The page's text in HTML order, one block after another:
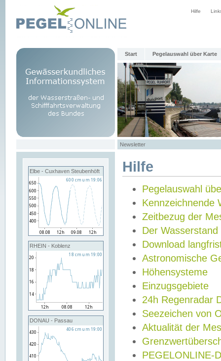
Hilfe
Start Pegelauswahl über Karte
Newsletter
Elbe - Cuxhaven Steubenhöft
RHEIN - Koblenz
DONAU - Passau
Hilfe
Pegelauswahl
Kennzeichnende
Zeitbezug der
Der Wasserstand
Download
Astronomische
Höhensysteme
Einzugsgebiete
24h Regenradar
Seezeichen von
Aktualität der
PEGELONLINE-